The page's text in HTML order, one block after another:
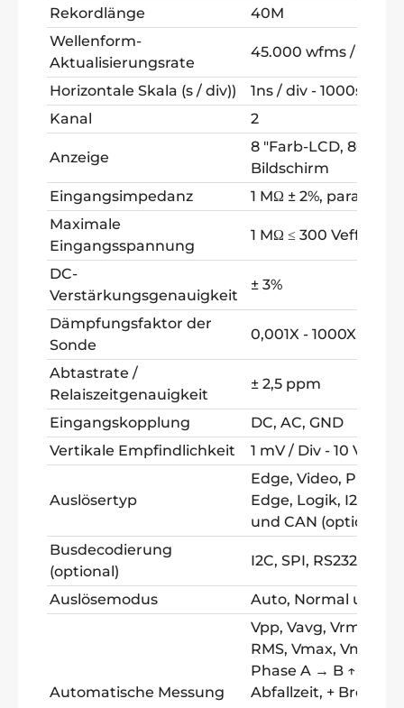
Rekordlänge
40M
Wellenform-
Aktualisierungsrate
45.000 wfms / s
Horizontale Skala (s / div))
1ns / div - 1000s /
Kanal
2
Anzeige
8 "Farb-LCD, 800 x
Bildschirm
Eingangsimpedanz
1 MΩ ± 2%, parallel zu
Maximale
Eingangsspannung
1 MΩ ≤ 300 Veff;
DC-
Verstärkungsgenauigkeit
± 3%
Dämpfungsfaktor der
Sonde
0,001X - 1000X,
Abtastrate /
Relaiszeitgenauigkeit
± 2,5 ppm
Eingangskopplung
DC, AC, GND
Vertikale Empfindlichkeit
1 mV / Div - 10 V /
Auslösertyp
Edge, Video, Pulse,
Edge, Logik, I2C,
und CAN (optional)
Busdecodierung
(optional)
I2C, SPI, RS232, CAN
Auslösemodus Auto, Normal und
Automatische Messung
Vpp, Vavg, Vrms,
RMS, Vmax, Vmin,
Phase A → B ↑,
Abfallzeit, + Breite ,